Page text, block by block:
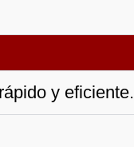
y eficiente.